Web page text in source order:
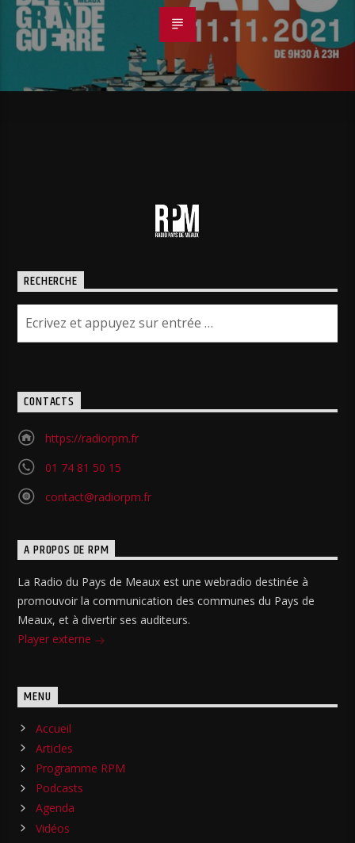
RECHERCHE
CONTACTS
https://radiorpm.fr
01 74 81 50 15
contact@radiorpm.fr
A PROPOS DE RPM
La Radio du Pays de Meaux est une webradio destinée à
promouvoir la communication des communes du Pays de
Meaux, et à divertir ses auditeurs.
Player externe
MENU
Accueil
Articles
Programme RPM
Podcasts
Agenda
Vidéos